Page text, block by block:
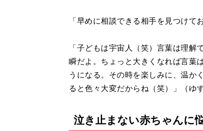
「早めに相談できる相手を見つけて
「子どもは宇宙人（笑）言葉は理
瞬だよ。ちょっと大きくなれば言葉
うになる。その時を楽しみに、温か
ると色々大変だからね（笑）」（ゆず
泣き止まない赤ちゃんに